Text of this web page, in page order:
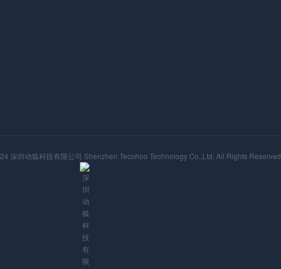
深圳动狐科技有限公司 Shenzhen Tecohoo Technology Co.,Ltd. All Rights Reserved.